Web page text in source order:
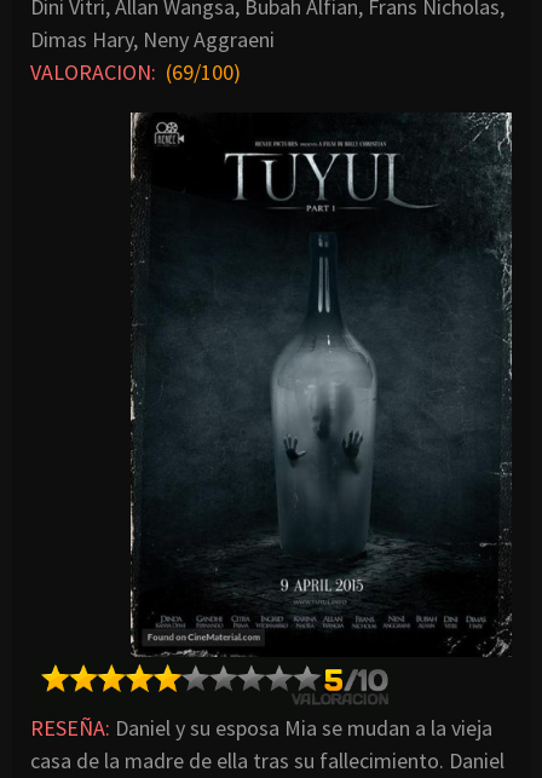
Dini Vitri, Allan Wangsa, Bubah Alfian, Frans Nicholas,
Dimas Hary, Neny Aggraeni
VALORACION: (69/100)
RESEÑA: Daniel y su esposa Mia se mudan a la vieja
casa de la madre de ella tras su fallecimiento. Daniel